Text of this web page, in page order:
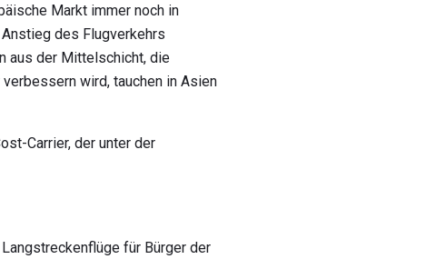
Markt immer noch in
des Flugverkehrs
aus der Mittelschicht, die
wird, tauchen in Asien
Carrier, der unter der
für Bürger der